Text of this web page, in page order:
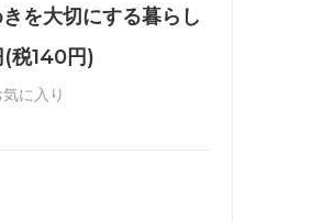
を大切にする暮らし
税140円)
気に入り